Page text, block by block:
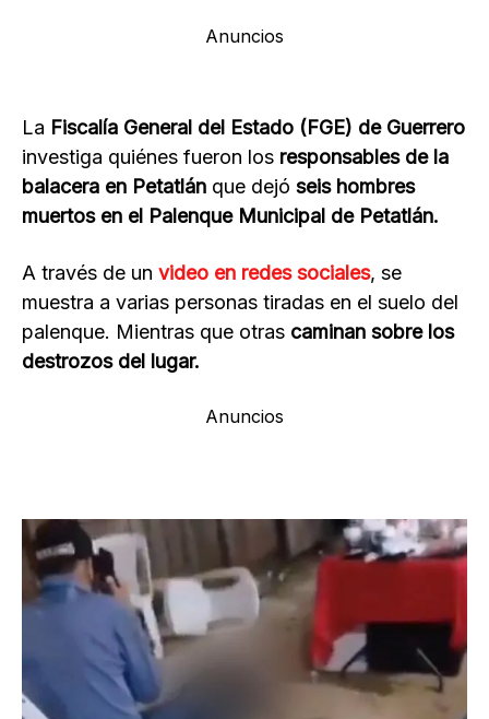
Anuncios
La Fiscalía General del Estado (FGE) de Guerrero
investiga quiénes fueron los responsables de la
balacera en Petatlán que dejó seis hombres
muertos en el Palenque Municipal de Petatlán.
A través de un video en redes sociales, se
muestra a varias personas tiradas en el suelo del
palenque. Mientras que otras caminan sobre los
destrozos del lugar.
Anuncios